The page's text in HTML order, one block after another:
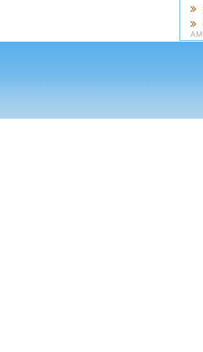
AM